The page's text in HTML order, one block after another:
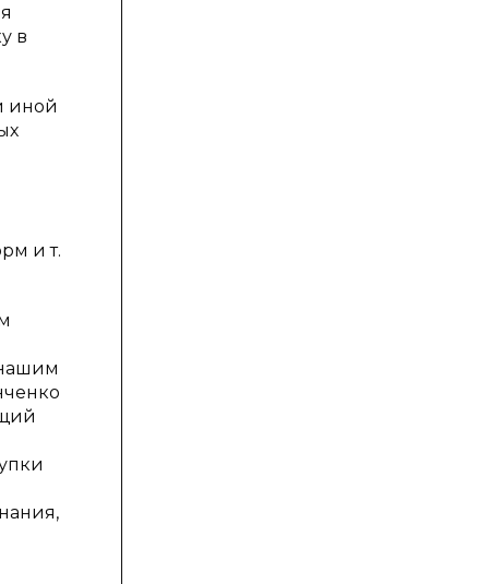
в
иной
и т.